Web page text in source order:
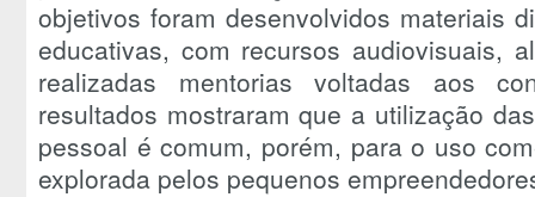
objetivos foram desenvolvidos materiais
educativas, com recursos audiovisuais,
realizadas mentorias voltadas aos
resultados mostraram que a utilização
pessoal é comum, porém, para o uso
explorada pelos pequenos